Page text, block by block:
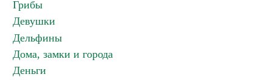
Грибы
Девушки
Дельфины
Дома, замки и города
Деньги